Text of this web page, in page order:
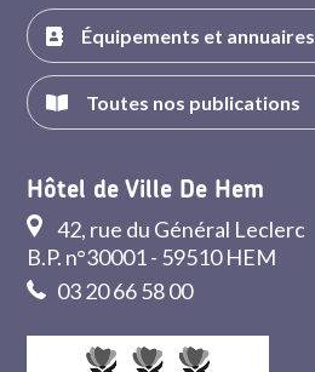
Équipements et annuaires
Toutes nos publications
Hôtel de Ville De Hem
42, rue du Général Leclerc
B.P. n°30001 - 59510 HEM
03 20 66 58 00